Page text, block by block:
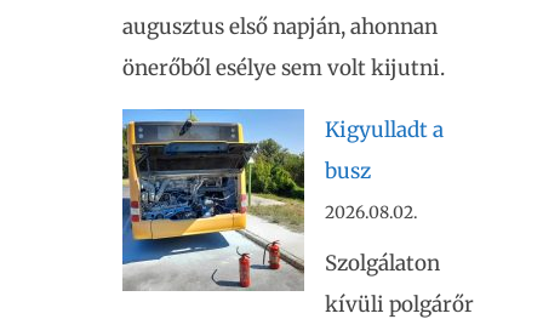
augusztus első napján, ahonnan
önerőből esélye sem volt kijutni.
Kigyulladt a
busz
2026.08.02.
Szolgálaton
kívüli polgárőr